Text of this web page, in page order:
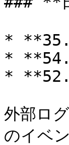
*
*
*
外部ロ
のイベ